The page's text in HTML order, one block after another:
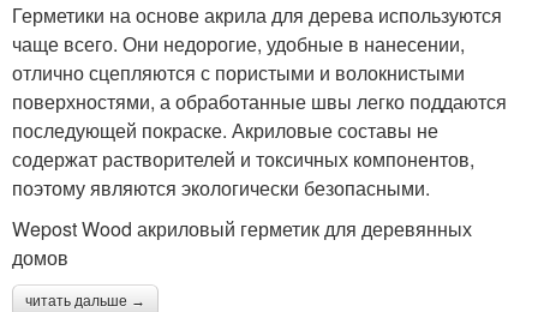
Герметики на основе акрила для дерева используются
чаще всего. Они недорогие, удобные в нанесении,
отлично сцепляются с пористыми и волокнистыми
поверхностями, а обработанные швы легко поддаются
последующей покраске. Акриловые составы не
содержат растворителей и токсичных компонентов,
поэтому являются экологически безопасными.
Wepost Wood акриловый герметик для деревянных
домов
читать дальше →